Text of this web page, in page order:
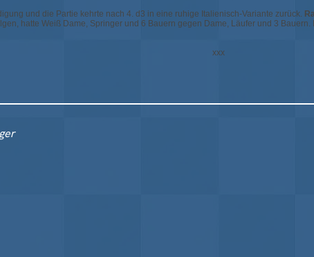
und die Partie kehrte nach 4. d3 in eine ruhige Italienisch-Variante zurück.
hatte Weiß Dame, Springer und 6 Bauern gegen Dame, Läufer und 3
xxx